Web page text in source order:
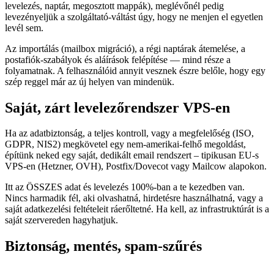
levelezés, naptár, megosztott mappák), meglévőnél pedig
levezényeljük a szolgáltató-váltást úgy, hogy ne menjen el egyetlen
levél sem.
Az importálás (mailbox migráció), a régi naptárak átemelése, a
postafiók-szabályok és aláírások felépítése — mind része a
folyamatnak. A felhasználóid annyit vesznek észre belőle, hogy egy
szép reggel már az új helyen van mindenük.
Saját, zárt levelezőrendszer VPS-en
Ha az adatbiztonság, a teljes kontroll, vagy a megfelelőség (ISO,
GDPR, NIS2) megkövetel egy nem-amerikai-felhő megoldást,
építünk neked egy saját, dedikált email rendszert – tipikusan EU-s
VPS-en (Hetzner, OVH), Postfix/Dovecot vagy Mailcow alapokon.
Itt az ÖSSZES adat és levelezés 100%-ban a te kezedben van.
Nincs harmadik fél, aki olvashatná, hirdetésre használhatná, vagy a
saját adatkezelési feltételeit ráerőltetné. Ha kell, az infrastruktúrát is a
saját szervereden hagyhatjuk.
Biztonság, mentés, spam-szűrés